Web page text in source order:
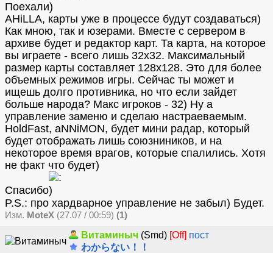
Поехали)
AHiLLA, карты уже в процессе будут создаваться)
Как мною, так и юзерами. Вместе с сервером в
архиве будет и редактор карт. Та карта, на которое
вы играете - всего лишь 32х32. Максимальный
размер карты составляет 128х128. Это для более
объемных режимов игры. Сейчас ты может и
ищешь долго противника, но что если зайдет
больше народа? Макс игроков - 32) Ну а
управление заменю и сделаю настраеваемым.
HoldFast, aNNiMON, будет мини радар, который
будет отображать лишь союзниников, и на
некоторое время врагов, которые спалились. Хотя
не факт что будет)
Спасибо
P.S.: про хардварное управление не забыл) Будет.
Изм. MoteX (27.07 / 00:59) (1)
Витаминыч (Smd) [Off] пост
わからない！！